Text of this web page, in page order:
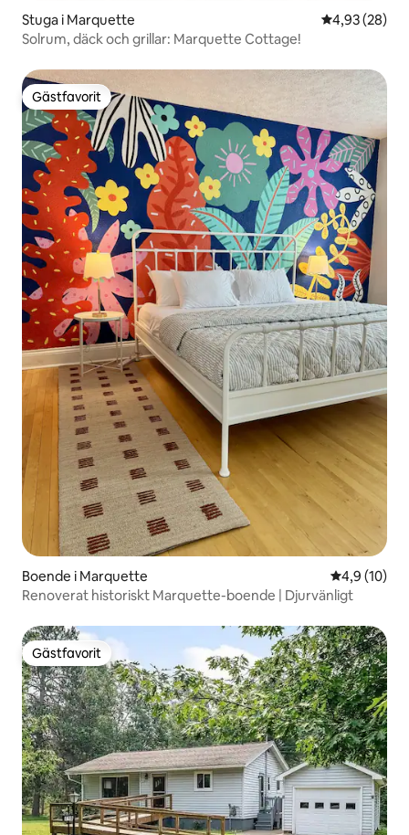
Stuga i Marquette 4,93 av 5 i
4,93 (28)
Solrum, däck och grillar: Marquette Cottage!
Gästfavorit
Gästfavorit
Boende i Marquette 4,9 av 5 i
4,9 (10)
Renoverat historiskt Marquette-boende | Djurvänligt
Gästfavorit
Gästfavorit